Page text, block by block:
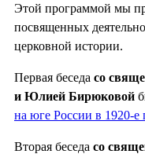
Этой программой мы
посвященных
церковной истории.
Первая беседа со
и Юлией Бирюковой
на юге России в 1920-
Вторая беседа со